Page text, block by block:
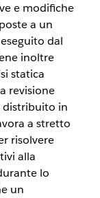
e modifiche
a un
dal
inoltre
statica
revisione
distribuito in
a stretto
risolvere
alla
lo
un